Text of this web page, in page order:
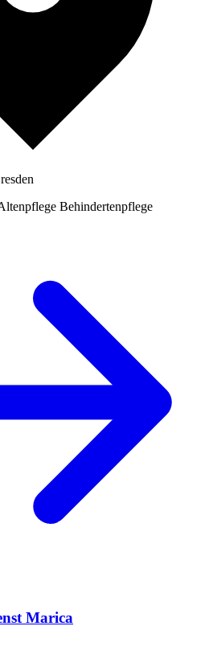
Behindertenpflege
Marica